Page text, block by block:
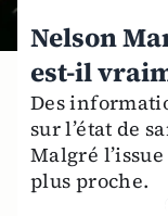
Nelson
est-il
Des
sur l’état de
Malgré
plus proche.